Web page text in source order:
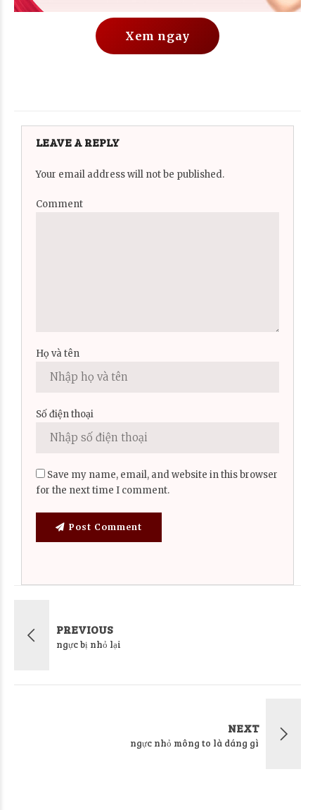
Xem ngay
LEAVE A REPLY
Your email address will not be published.
Comment
Họ và tên
Số điện thoại
Save my name, email, and website in this browser
for the next time I comment.
Post Comment
PREVIOUS
ngực bị nhỏ lại
NEXT
ngực nhỏ mông to là dáng gì